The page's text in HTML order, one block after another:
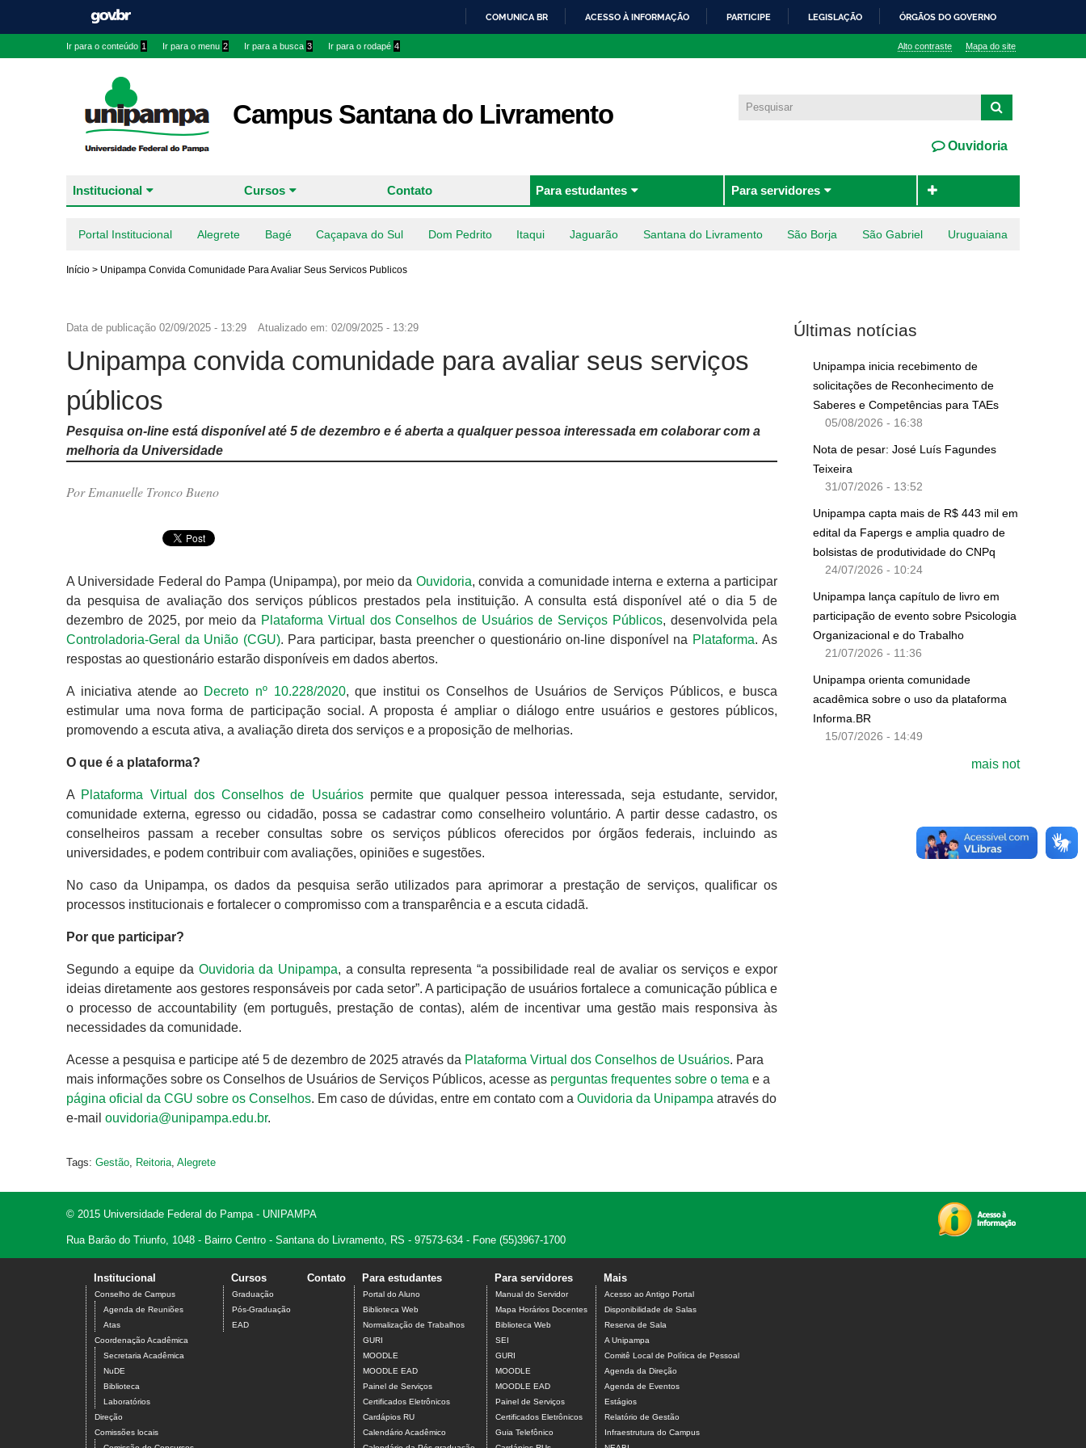
COMUNICA BR ACESSO À INFORMAÇÃO PARTICIPE LEGISLAÇÃO ÓRGÃOS DO GOVERNO
Ir para o conteúdo 1 Ir para o menu 2 Ir para a busca 3 Ir para o rodapé 4 Alto contraste Mapa do site
Campus Santana do Livramento
Ouvidoria
Institucional Cursos Contato Para estudantes Para servidores
Portal Institucional Alegrete Bagé Caçapava do Sul Dom Pedrito Itaqui Jaguarão Santana do Livramento São Borja São Gabriel Uruguaiana
Início > Unipampa Convida Comunidade Para Avaliar Seus Servicos Publicos
Data de publicação 02/09/2025 - 13:29 Atualizado em: 02/09/2025 - 13:29
Unipampa convida comunidade para avaliar seus serviços
públicos
Pesquisa on-line está disponível até 5 de dezembro e é aberta a qualquer pessoa interessada em colaborar com a
melhoria da Universidade
Por Emanuelle Tronco Bueno
A Universidade Federal do Pampa (Unipampa), por meio da Ouvidoria, convida a comunidade interna e externa a participar
da pesquisa de avaliação dos serviços públicos prestados pela instituição. A consulta está disponível até o dia 5 de
dezembro de 2025, por meio da Plataforma Virtual dos Conselhos de Usuários de Serviços Públicos, desenvolvida pela
Controladoria-Geral da União (CGU). Para participar, basta preencher o questionário on-line disponível na Plataforma. As
respostas ao questionário estarão disponíveis em dados abertos.
A iniciativa atende ao Decreto nº 10.228/2020, que institui os Conselhos de Usuários de Serviços Públicos, e busca
estimular uma nova forma de participação social. A proposta é ampliar o diálogo entre usuários e gestores públicos,
promovendo a escuta ativa, a avaliação direta dos serviços e a proposição de melhorias.
O que é a plataforma?
A Plataforma Virtual dos Conselhos de Usuáriospermite que qualquer pessoa interessada, seja estudante, servidor,
comunidade externa, egresso ou cidadão, possa se cadastrar como conselheiro voluntário. A partir desse cadastro, os
conselheiros passam a receber consultas sobre os serviços públicos oferecidos por órgãos federais, incluindo as
universidades, e podem contribuir com avaliações, opiniões e sugestões.
No caso da Unipampa, os dados da pesquisa serão utilizados para aprimorar a prestação de serviços, qualificar os
processos institucionais e fortalecer o compromisso com a transparência e a escuta cidadã.
Por que participar?
Segundo a equipe da Ouvidoria da Unipampa, a consulta representa “a possibilidade real de avaliar os serviços e expor
ideias diretamente aos gestores responsáveis por cada setor”. A participação de usuários fortalece a comunicação pública e
o processo de accountability (em português, prestação de contas), além de incentivar uma gestão mais responsiva às
necessidades da comunidade.
Acesse a pesquisa e participe até 5 de dezembro de 2025 através da Plataforma Virtual dos Conselhos de Usuários. Para
mais informações sobre os Conselhos de Usuários de Serviços Públicos, acesse as perguntas frequentes sobre o tema e a
página oficial da CGU sobre os Conselhos. Em caso de dúvidas, entre em contato com a Ouvidoria da Unipampa através do
e-mail ouvidoria@unipampa.edu.br.
Tags: Gestão Reitoria Alegrete
Últimas notícias
Unipampa inicia recebimento de
solicitações de Reconhecimento de
Saberes e Competências para TAEs
05/08/2026 - 16:38
Nota de pesar: José Luís Fagundes
Teixeira
31/07/2026 - 13:52
Unipampa capta mais de R$ 443 mil em
edital da Fapergs e amplia quadro de
bolsistas de produtividade do CNPq
24/07/2026 - 10:24
Unipampa lança capítulo de livro em
participação de evento sobre Psicologia
Organizacional e do Trabalho
21/07/2026 - 11:36
Unipampa orienta comunidade
acadêmica sobre o uso da plataforma
Informa.BR
15/07/2026 - 14:49
mais not
© 2015 Universidade Federal do Pampa - UNIPAMPA
Rua Barão do Triunfo, 1048 - Bairro Centro - Santana do Livramento, RS - 97573-634 - Fone (55)3967-1700
Institucional
Conselho de Campus
Agenda de Reuniões
Atas
Coordenação Acadêmica
Secretaria Acadêmica
NuDE
Biblioteca
Laboratórios
Direção
Comissões locais
Cursos
Graduação
Pós-Graduação
EAD
Contato Para estudantes
Portal do Aluno
Biblioteca Web
Normalização de Trabalhos
GURI
MOODLE
MOODLE EAD
Painel de Serviços
Certificados Eletrônicos
Cardápios RU
Calendário Acadêmico
Para servidores
Manual do Servidor
Mapa Horários Docentes
Biblioteca Web
SEI
GURI
MOODLE
MOODLE EAD
Painel de Serviços
Certificados Eletrônicos
Guia Telefônico
Mais
Acesso ao Antigo Portal
Disponibilidade de Salas
Reserva de Sala
A Unipampa
Comitê Local de Política de Pessoal
Agenda da Direção
Agenda de Eventos
Estágios
Relatório de Gestão
Infraestrutura do Campus